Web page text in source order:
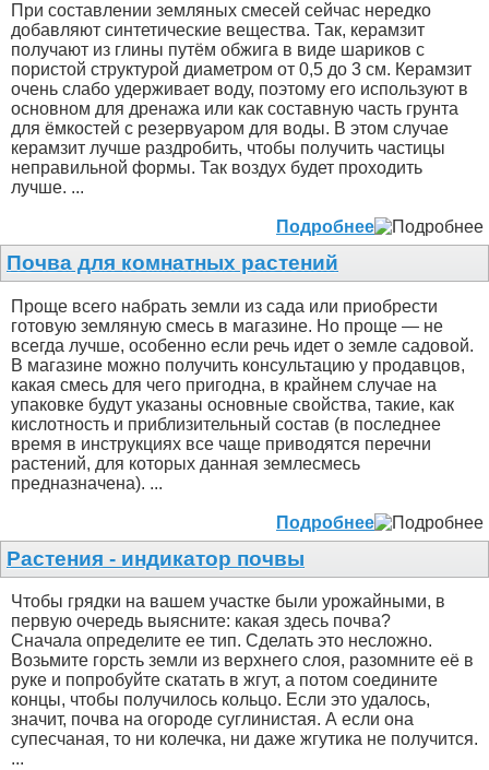
При составлении земляных смесей сейчас нередко
добавляют синтетические вещества. Так, керамзит
получают из глины путём обжига в виде шариков с
пористой структурой диаметром от 0,5 до 3 см. Керамзит
очень слабо удерживает воду, поэтому его используют в
основном для дренажа или как составную часть грунта
для ёмкостей с резервуаром для воды. В этом случае
керамзит лучше раздробить, чтобы получить частицы
неправильной формы. Так воздух будет проходить
лучше. ...
Подробнее
Почва для комнатных растений
Проще всего набрать земли из сада или приобрести
готовую земляную смесь в магазине. Но проще — не
всегда лучше, особенно если речь идет о земле садовой.
В магазине можно получить консультацию у продавцов,
какая смесь для чего пригодна, в крайнем случае на
упаковке будут указаны основные свойства, такие, как
кислотность и приблизительный состав (в последнее
время в инструкциях все чаще приводятся перечни
растений, для которых данная землесмесь
предназначена). ...
Подробнее
Растения - индикатор почвы
Чтобы грядки на вашем участке были урожайными, в
первую очередь выясните: какая здесь почва?
Сначала определите ее тип. Сделать это несложно.
Возьмите горсть земли из верхнего слоя, разомните её в
руке и попробуйте скатать в жгут, а потом соедините
концы, чтобы получилось кольцо. Если это удалось,
значит, почва на огороде суглинистая. А если она
супесчаная, то ни колечка, ни даже жгутика не получится.
...